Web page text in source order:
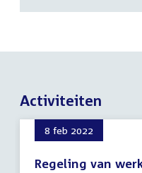
Activiteiten
8 feb 2022
Regeling van